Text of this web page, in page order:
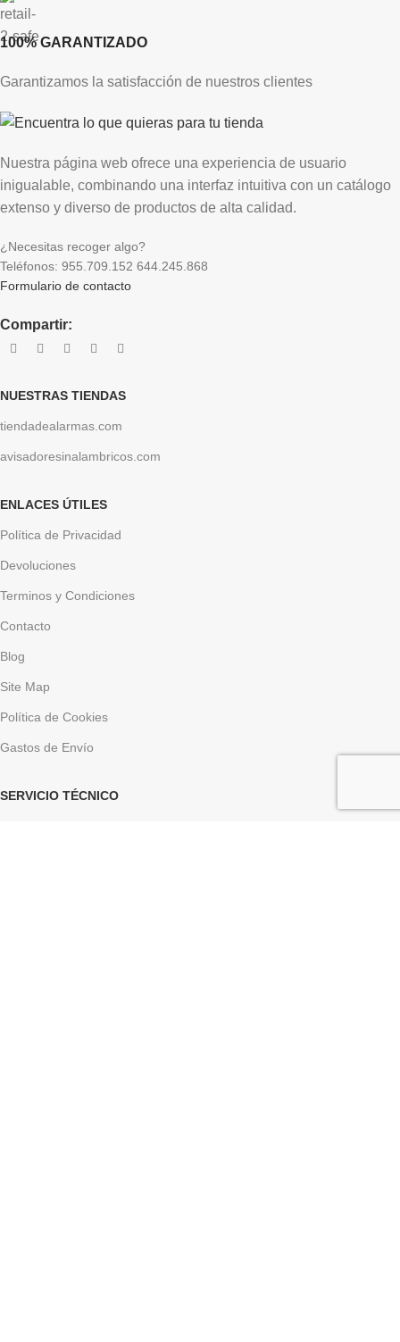
100% GARANTIZADO
Garantizamos la satisfacción de nuestros clientes
Nuestra página web ofrece una experiencia de usuario
inigualable, combinando una interfaz intuitiva con un catálogo
extenso y diverso de productos de alta calidad.
¿Necesitas recoger algo?
Teléfonos: 955.709.152 644.245.868
Formulario de contacto
Compartir:
NUESTRAS TIENDAS
tiendadealarmas.com
avisadoresinalambricos.com
ENLACES ÚTILES
Política de Privacidad
Devoluciones
Terminos y Condiciones
Contacto
Blog
Site Map
Política de Cookies
Gastos de Envío
SERVICIO TÉCNICO